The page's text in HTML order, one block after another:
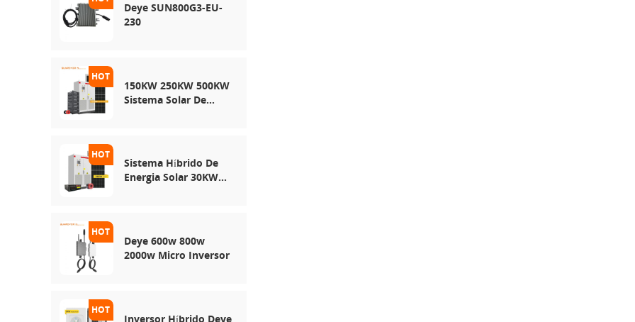
Deye SUN800G3-EU-
230
150KW 250KW 500KW
Sistema Solar De
Sistema Híbrido De
Energia Solar 30KW
Deye 600w 800w
2000w Micro Inversor
Inversor Híbrido Deye